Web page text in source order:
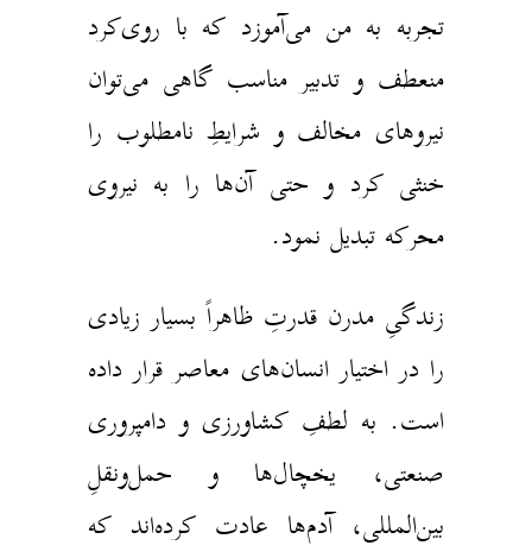
تجربه به من می‌آموزد که با روی‌کرد
منعطف و تدبیر مناسب گاهی می‌توان
نیروهای مخالف و شرایطِ نامطلوب را
خنثی کرد و حتی آن‌ها را به نیروی
محرکه تبدیل نمود.
زندگیِ مدرن قدرتِ ظاهراً بسیار زیادی
را در اختیار انسان‌های معاصر قرار داده
است. به لطفِ کشاورزی و دامپروری
صنعتی‌، یخچال‌ها و حمل‌و‌نقلِ
بین‌المللی، آدم‌ها عادت کرده‌اند که